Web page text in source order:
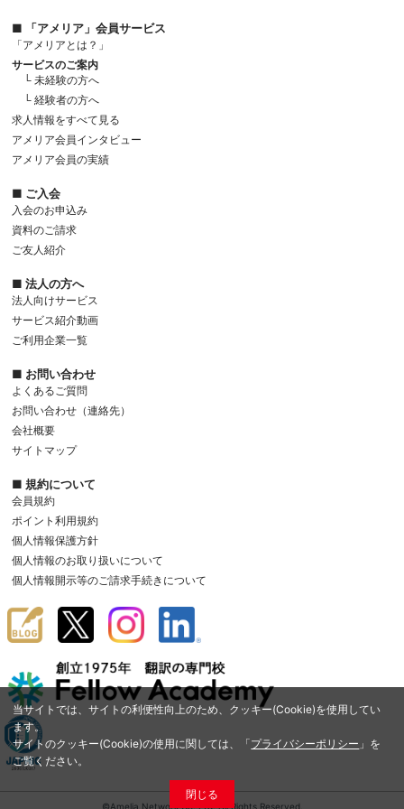
当サイトでは、サイトの利便性向上のため、クッキー(Cookie)を使用してい
ます。
サイトのクッキー(Cookie)の使用に関しては、「プライバシーポリシー 」を
ご覧ください。
閉じる
■ 「アメリア」会員サービス
「アメリアとは？」
サービスのご案内
└ 未経験の方へ
└ 経験者の方へ
求人情報をすべて見る
アメリア会員インタビュー
アメリア会員の実績
■ ご入会
入会のお申込み
資料のご請求
ご友人紹介
■ 法人の方へ
法人向けサービス
サービス紹介動画
ご利用企業一覧
■ お問い合わせ
よくあるご質問
お問い合わせ（連絡先）
会社概要
サイトマップ
■ 規約について
会員規約
ポイント利用規約
個人情報保護方針
個人情報のお取り扱いについて
個人情報開示等のご請求手続きについて
©Amelia Network Co.,Ltd. All Rights Reserved.